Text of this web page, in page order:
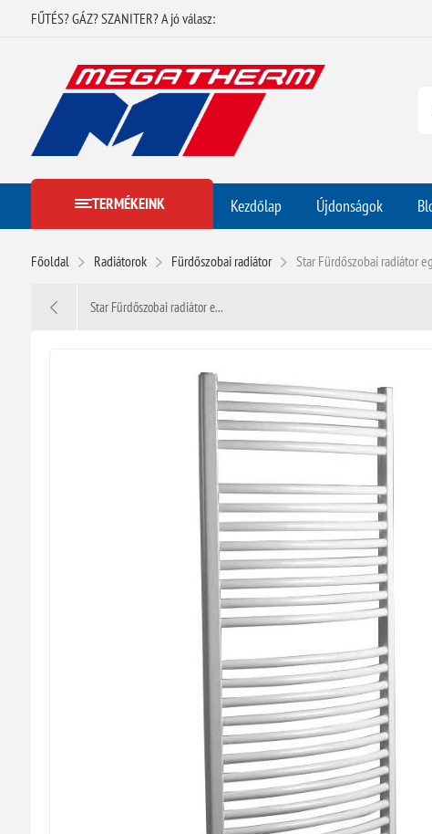
FŰTÉS? GÁZ? SZANITER? A jó válasz:
TERMÉKEINK Kezdőlap Újdonságok
Főoldal Radiátorok Fürdőszobai radiátor Star Fürdőszobai radiátor
Star Fürdőszobai radiátor e...